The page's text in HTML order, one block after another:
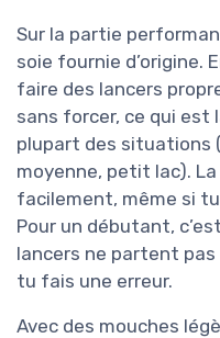
Sur la partie
soie fournie d’origine.
faire des lancers
sans forcer, ce qui est
plupart des situations
moyenne, petit lac).
facilement, même si
Pour un débutant,
lancers ne partent
tu fais une erreur.
Avec des mouches